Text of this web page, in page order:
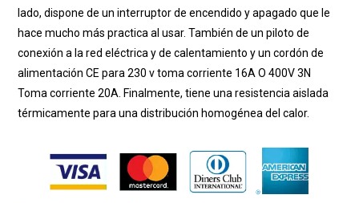
lado, dispone de un interruptor de encendido y apagado que le
hace mucho más practica al usar. También de un piloto de
conexión a la red eléctrica y de calentamiento y un cordón de
alimentación CE para 230 v toma corriente 16A O 400V 3N
Toma corriente 20A. Finalmente, tiene una resistencia aislada
térmicamente para una distribución homogénea del calor.